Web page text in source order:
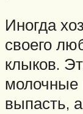
Иногда
своего
клыков.
молочные
выпасть,